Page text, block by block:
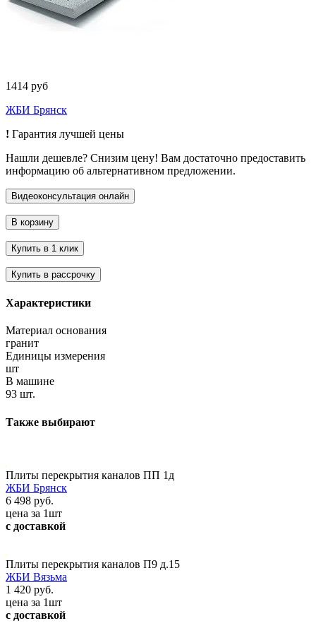
1414 руб
ЖБИ Брянск
! Гарантия лучшей цены
Нашли дешевле? Снизим цену! Вам достаточно предоставить
информацию об альтернативном предложении.
Характеристики
Материал основания
гранит
Единицы измерения
шт
В машине
93 шт.
Также выбирают
Плиты перекрытия каналов ПП 1д
ЖБИ Брянск
6 498 руб.
цена за 1шт
с доставкой
Плиты перекрытия каналов П9 д.15
ЖБИ Вязьма
1 420 руб.
цена за 1шт
с доставкой